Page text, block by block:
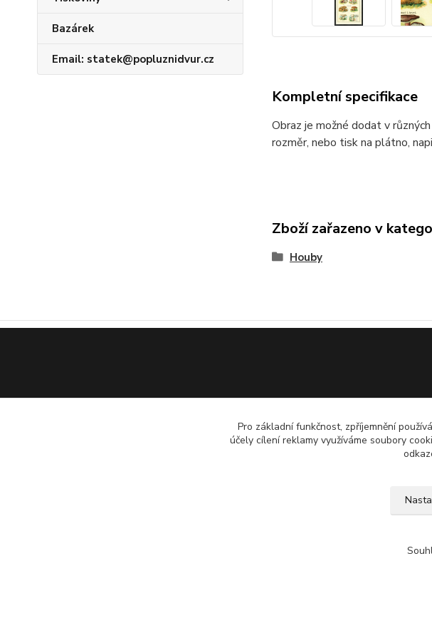
Bazárek
Email: statek@popluznidvur.cz
Kompletní specifikace
Obraz je možné dodat v
rozměr, nebo tisk na plátno,
Zboží zařazeno v
Houby
Pro základní funkčnost, zpříjemnění
účely cílení reklamy využíváme soubory